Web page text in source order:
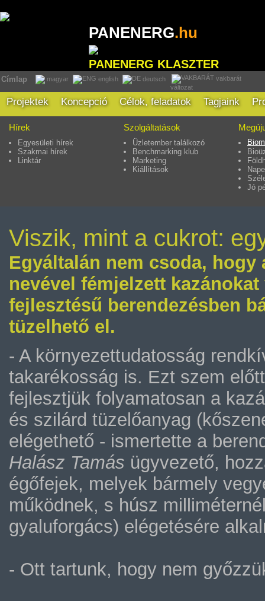
PANENERG.hu
PANENERG KLASZTER
Címlap magyar english deutsch
vakbarát
változat
Projektek Koncepció Célok, feladatok Tagjaink
Hírek
Egyesületi hírek
Szakmai hírek
Linktár
Szolgáltatások
Üzletember találkozó
Benchmarking klub
Marketing
Kiállítások
Jó
Viszik, mint a cukrot:
Egyáltalán nem csoda, hogy
nevével fémjelzett
fejlesztésű berendezésben
tüzelhető el.
- A környezettudatosság
takarékosság is. Ezt szem
fejlesztjük folyamatosan a
és szilárd tüzelőanyag
elégethető - ismertette a
Halász Tamás ügyvezető,
égőfejek, melyek bármely
működnek, s húsz
gyaluforgács) elégetésére
- Ott tartunk, hogy nem